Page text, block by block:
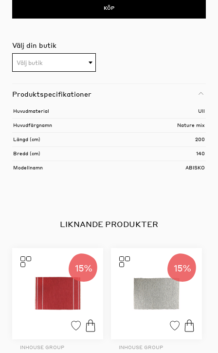
KÖP
Välj din butik
Välj butik
Produktspecifikationer
Huvudmaterial Ull
Huvudfärgnamn Nature mix
Längd (cm) 200
Bredd (cm) 140
Modellnamn ABISKO
LIKNANDE PRODUKTER
15%
INHOUSE GROUP
15%
INHOUSE GROUP